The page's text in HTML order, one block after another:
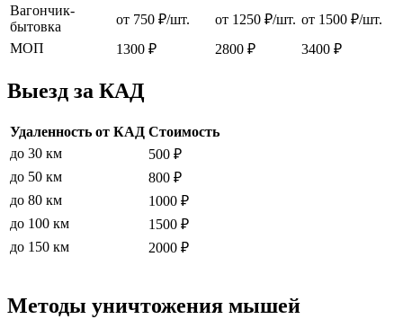
Вагончик-
бытовка
от 750 ₽/шт. от 1250 ₽/шт. от 1500 ₽/шт.
МОП
1300 ₽ 2800 ₽ 3400 ₽
Выезд за КАД
Удаленность от КАД Стоимость
до 30 км
500 ₽
до 50 км
800 ₽
до 80 км
1000 ₽
до 100 км
1500 ₽
до 150 км
2000 ₽
Методы уничтожения мышей